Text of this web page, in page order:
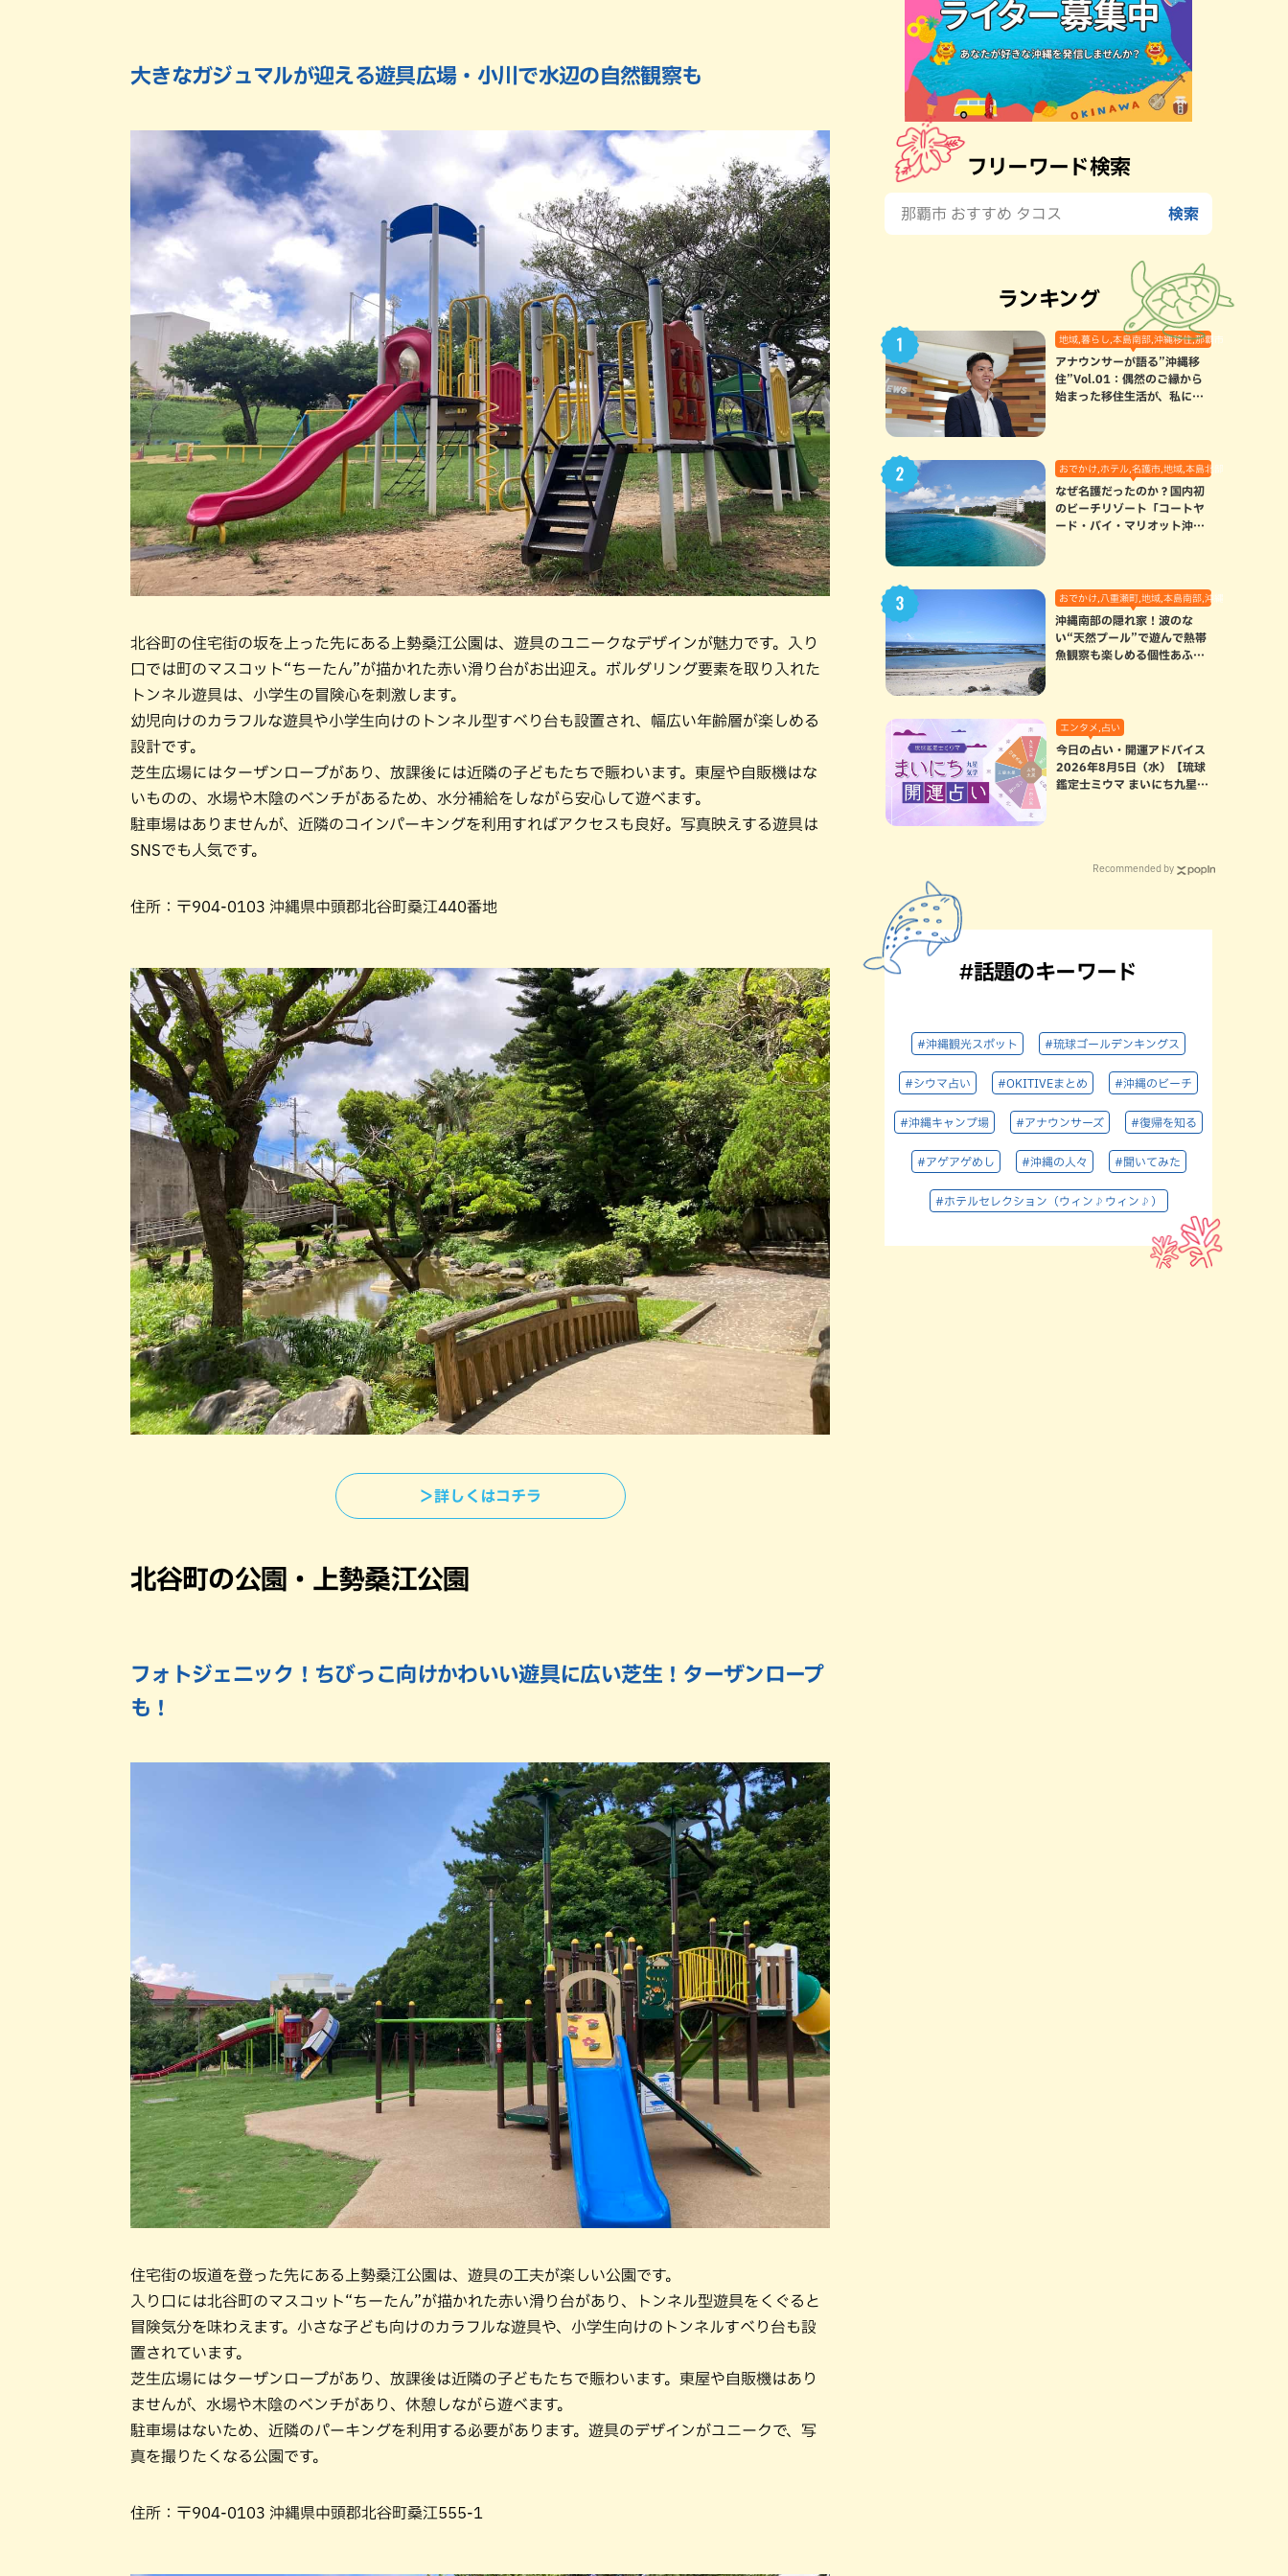
大きなガジュマルが迎える遊具広場・小川で水辺の自然観察も
北谷町の住宅街の坂を上った先にある上勢桑江公園は、遊具のユニークなデザインが魅力です。入り
口では町のマスコット“ちーたん”が描かれた赤い滑り台がお出迎え。ボルダリング要素を取り入れた
トンネル遊具は、小学生の冒険心を刺激します。
幼児向けのカラフルな遊具や小学生向けのトンネル型すべり台も設置され、幅広い年齢層が楽しめる
設計です。
芝生広場にはターザンロープがあり、放課後には近隣の子どもたちで賑わいます。東屋や自販機はな
いものの、水場や木陰のベンチがあるため、水分補給をしながら安心して遊べます。
駐車場はありませんが、近隣のコインパーキングを利用すればアクセスも良好。写真映えする遊具は
SNSでも人気です。
住所：〒904-0103 沖縄県中頭郡北谷町桑江440番地
＞詳しくはコチラ
北谷町の公園・上勢桑江公園
フォトジェニック！ちびっこ向けかわいい遊具に広い芝生！ターザンロープ
も！
住宅街の坂道を登った先にある上勢桑江公園は、遊具の工夫が楽しい公園です。
入り口には北谷町のマスコット“ちーたん”が描かれた赤い滑り台があり、トンネル型遊具をくぐると
冒険気分を味わえます。小さな子ども向けのカラフルな遊具や、小学生向けのトンネルすべり台も設
置されています。
芝生広場にはターザンロープがあり、放課後は近隣の子どもたちで賑わいます。東屋や自販機はあり
ませんが、水場や木陰のベンチがあり、休憩しながら遊べます。
駐車場はないため、近隣のパーキングを利用する必要があります。遊具のデザインがユニークで、写
真を撮りたくなる公園です。
住所：〒904-0103 沖縄県中頭郡北谷町桑江555-1
フリーワード検索
ランキング
地域,暮らし,本島南部,沖縄移住,那覇市
アナウンサーが語る”沖縄移
住”Vol.01：偶然のご縁から
始まった移住生活が、私にと
おでかけ,ホテル,名護市,地域,本島北部
なぜ名護だったのか？国内初
のビーチリゾート「コートヤ
ード・バイ・マリオット沖縄
おでかけ,八重瀬町,地域,本島南部,沖縄の海,自然
沖縄南部の隠れ家！波のな
い“天然プール”で遊んで熱帯
魚観察も楽しめる個性あふれ
エンタメ,占い
今日の占い・開運アドバイス
2026年8月5日（水）【琉球
鑑定士ミウマ まいにち九星気
Recommended by
#話題のキーワード
#沖縄観光スポット #琉球ゴールデンキングス
#シウマ占い #OKITIVEまとめ #沖縄のビーチ
#沖縄キャンプ場 #アナウンサーズ #復帰を知る
#アゲアゲめし #沖縄の人々 #聞いてみた
#ホテルセレクション（ウィン♪ウィン♪）